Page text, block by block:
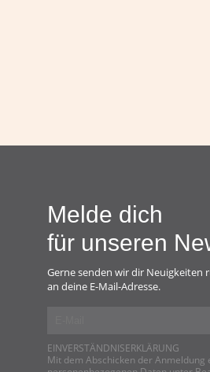
Melde dich
für unseren
Gerne senden wir dir Neuigkeiten
an deine E-Mail-Adresse.
EINVERSTÄNDNISERKLÄRUNG
Mit dem Abschicken der